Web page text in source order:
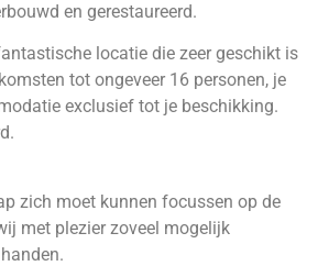
en gerestaureerd.
locatie die zeer geschikt is
tot ongeveer 16 personen, je
exclusief tot je beschikking.
zich moet kunnen focussen op de
met plezier zoveel mogelijk